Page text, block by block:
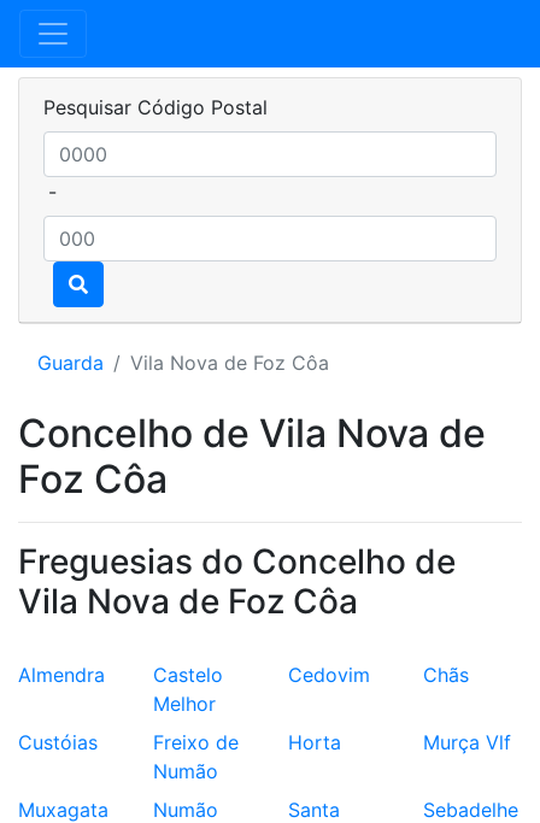
Pesquisar Código Postal
-
Guarda Vila Nova de Foz Côa
Concelho de Vila Nova de
Foz Côa
Freguesias do Concelho de
Vila Nova de Foz Côa
Almendra
Castelo
Melhor
Cedovim Chãs
Custóias
Freixo de
Numão
Horta Murça Vlf
Muxagata Numão
Santa
Sebadelhe